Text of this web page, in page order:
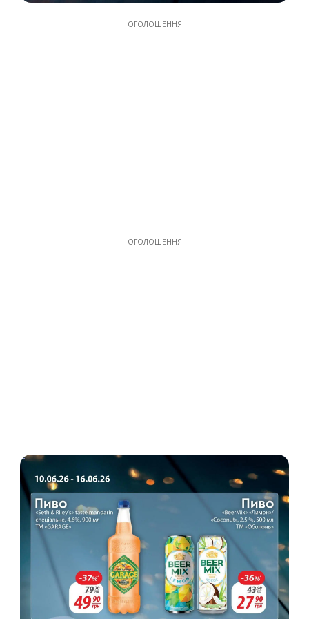
ОГОЛОШЕННЯ
ОГОЛОШЕННЯ